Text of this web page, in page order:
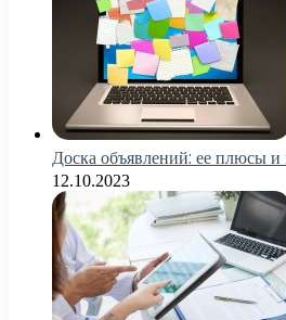
Доска объявлений: ее плюсы
12.10.2023